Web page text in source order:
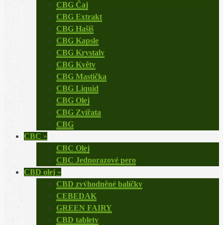
CBG Čaj
CBG Extrakt
CBG Hašiš
CBG Kapsle
CBG Krystaly
CBG Květy
CBG Mastička
CBG Liquid
CBG Olej
CBG Zvířata
CBG
CBC »
CBC Olej
CBC Jednorazové pero
CBD olej »
CBD zvýhodněné balíčky
CEBEDAK
GREEN FAIRY
CBD tablety